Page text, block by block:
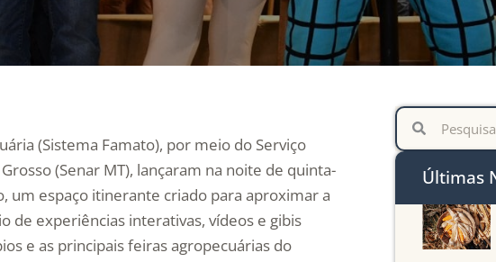
(Sistema Famato), por meio do Serviço
(Senar MT), lançaram na noite de quinta-
um espaço itinerante criado para aproximar a
de experiências interativas, vídeos e gibis
e as principais feiras agropecuárias do
Últimas